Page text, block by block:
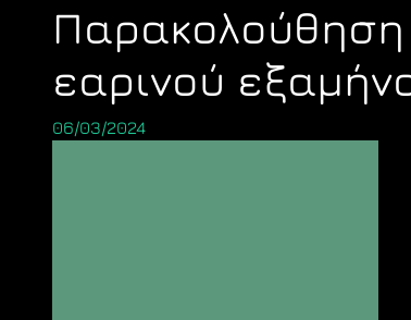
εαρινού
06/03/2024